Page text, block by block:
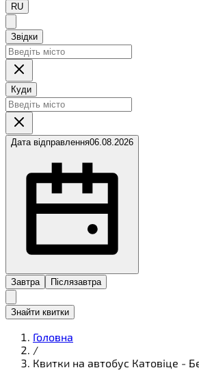
RU
Звідки
Куди
Дата відправлення06.08.2026
Завтра Післязавтра
Знайти квитки
Головна
/
Квитки на автобус Катовіце -